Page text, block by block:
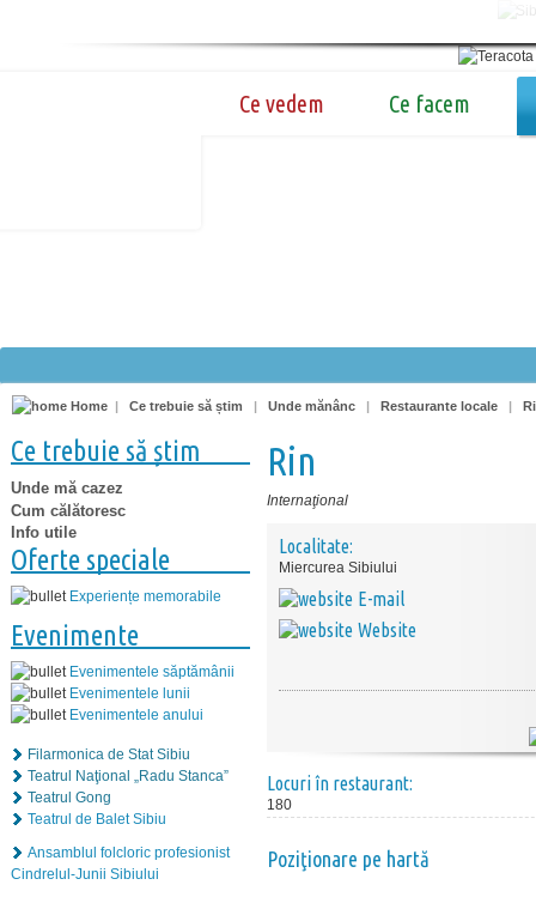
Ce vedem Ce facem
Home | Ce trebuie să știm | Unde mănânc | Restaurante locale |
Ce trebuie să știm
Unde mă cazez
Cum călătoresc
Info utile
Oferte speciale
Experiențe memorabile
Evenimente
Evenimentele săptămânii
Evenimentele lunii
Evenimentele anului
Filarmonica de Stat Sibiu
Teatrul Naţional „Radu Stanca”
Teatrul Gong
Teatrul de Balet Sibiu
Ansamblul folcloric profesionist
Cindrelul-Junii Sibiului
Rin
Internaţional
Localitate:
Miercurea Sibiului
E-mail
Website
Locuri în restaurant:
180
Poziţionare pe hartă